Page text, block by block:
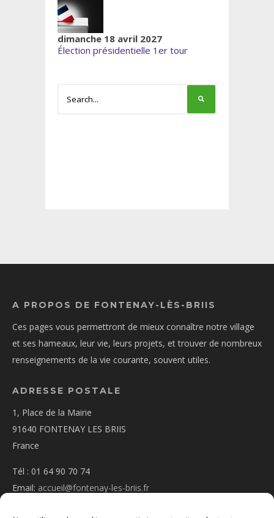
dimanche 18 avril 2027
Élection présidentielle 1er tour
A PROPOS DE FONTENAY-LÈS-BRIIS
Ces pages vous permettront de mieux connaître notre village
et ses hameaux, leur vie, leurs projets, et trouver de nombreux
renseignements de la vie courante, souvent utiles.
ADRESSE POSTALE
1, Place de la Mairie
91640 FONTENAY LES BRIIS
France
Tél : 01 64 90 70 74
Email: accueil@fontenay-les-briis.fr